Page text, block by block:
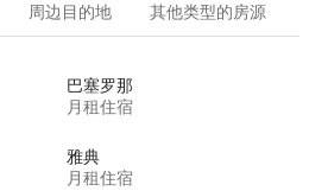
周边目的地 其他类型的房源
巴塞罗那
月租住宿
雅典
月租住宿